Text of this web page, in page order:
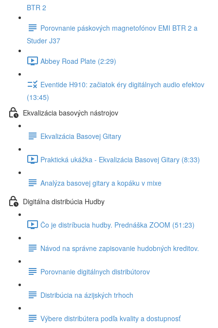
BTR 2
Porovnanie páskových magnetofónov EMI BTR 2 a
Studer J37
Abbey Road Plate (2:29)
Eventide H910: začiatok éry digitálnych audio efektov
(13:45)
Ekvalizácia basových nástrojov
Ekvalizácia Basovej Gitary
Praktická ukážka - Ekvalizácia Basovej Gitary (8:33)
Analýza basovej gitary a kopáku v mixe
Digitálna distribúcia Hudby
Čo je distríbucia hudby. Prednáška ZOOM (51:23)
Návod na správne zapisovanie hudobných kreditov.
Porovnanie digitálnych distribútorov
Distribúcia na ázijských trhoch
Výbere distribútera podľa kvality a dostupnosť